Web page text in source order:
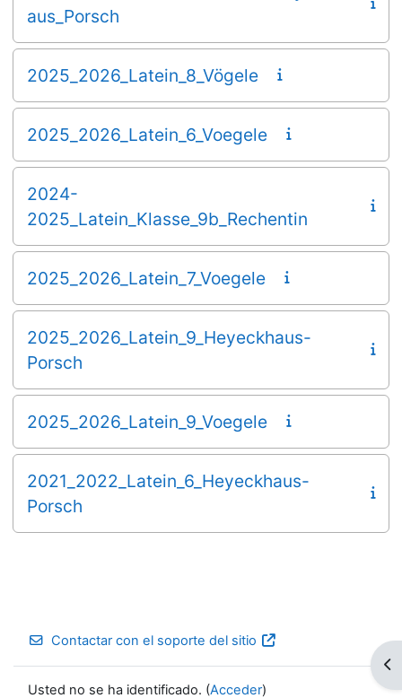
aus_Porsch
2025_2026_Latein_8_Vögele
2025_2026_Latein_6_Voegele
2024-
2025_Latein_Klasse_9b_Rechentin
2025_2026_Latein_7_Voegele
2025_2026_Latein_9_Heyeckhaus-
Porsch
2025_2026_Latein_9_Voegele
2021_2022_Latein_6_Heyeckhaus-
Porsch
Contactar con el soporte del sitio
Usted no se ha identificado. (Acceder)